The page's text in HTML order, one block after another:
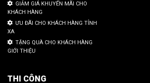
GIẢM GIÁ KHUYẾN MÃI CHO
KHÁCH HÀNG
ƯU ĐÃI CHO KHÁCH HÀNG TỈNH
XA
TẶNG QUÀ CHO KHÁCH HÀNG
GIỚI THIỆU
THI CÔNG